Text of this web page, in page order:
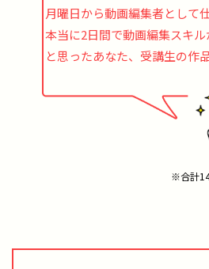
月曜日から動画編集者として
本当に2日間で動画編集スキル
と思ったあなた、受講生の作
※合計14